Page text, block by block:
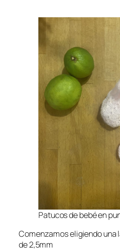
Patucos de bebé en
Comenzamos eligiendo una
de 2,5mm